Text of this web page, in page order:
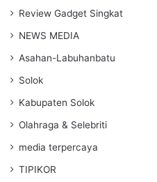
Review Gadget Singkat
NEWS MEDIA
Asahan-Labuhanbatu
Solok
Kabupaten Solok
Olahraga & Selebriti
media terpercaya
TIPIKOR